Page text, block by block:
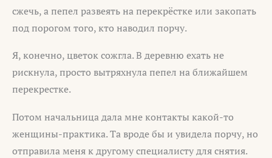
сжечь, а пепел развеять на перекрёстке или закопать
под порогом того, кто наводил порчу.
Я, конечно, цветок сожгла. В деревню ехать не
рискнула, просто вытряхнула пепел на ближайшем
перекрестке.
Потом начальница дала мне контакты какой-то
женщины-практика. Та вроде бы и увидела порчу, но
отправила меня к другому специалисту для снятия.